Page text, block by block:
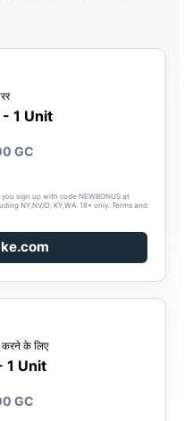
1 Unit
GC
sign up with code NEWBONUS at
NY,NV,ID, KY,WA. 18+ only. Terms and
करने के लिए
1 Unit
GC